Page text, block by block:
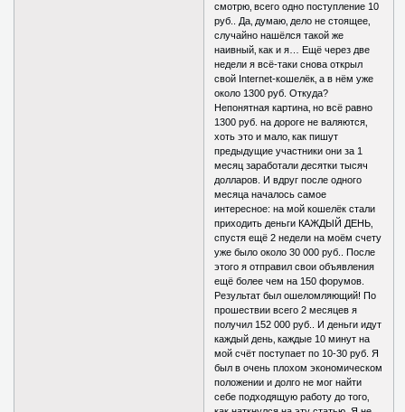
смотрю‚ всего одно поступление 10
руб.. Да‚ думаю‚ дело не стоящее‚
случайно нашёлся такой же
наивный‚ как и я… Ещё через две
недели я всё-таки снова открыл
свой Internet-кошелёк‚ а в нём уже
около 1300 руб. Откуда?
Непонятная картина‚ но всё равно
1300 руб. на дороге не валяются‚
хоть это и мало‚ как пишут
предыдущие участники они за 1
месяц заработали десятки тысяч
долларов. И вдруг после одного
месяца началось самое
интересное: на мой кошелёк стали
приходить деньги КАЖДЫЙ ДЕНЬ‚
спустя ещё 2 недели на моём счету
уже было около 30 000 руб.. После
этого я отправил свои объявления
ещё более чем на 150 форумов.
Результат был ошеломляющий! По
прошествии всего 2 месяцев я
получил 152 000 руб.. И деньги идут
каждый день‚ каждые 10 минут на
мой счёт поступает по 10-30 руб. Я
был в очень плохом экономическом
положении и долго не мог найти
себе подходящую работу до того‚